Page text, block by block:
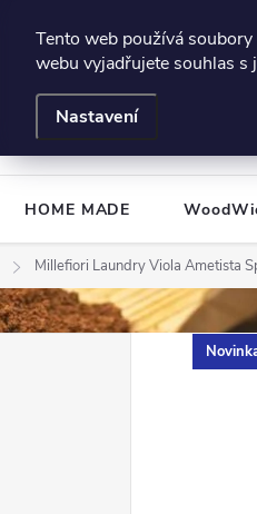
Tento web používá
webu vyjadřujete souhlas s
Nastavení
Podmínky e-shopu
HOME MADE
Millefiori Laundry Viola Ametista